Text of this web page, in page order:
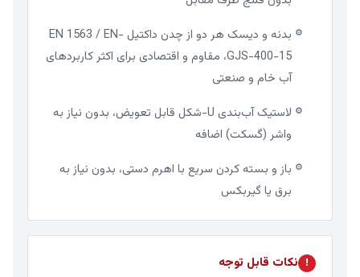
⚙
بدنه و دیسک هر دو از چدن داکتیل EN 1563 / EN-
GJS-400-15، مقاوم و اقتصادی برای اکثر کاربردهای
آب خام و صنعتی
⚙
لاستیک آب‌بندی U-شکل قابل تعویض، بدون نیاز به
واشر (گسکت) اضافه
⚙ باز و بسته کردن سریع با اهرم دستی، بدون نیاز به
برق یا گیربکس
! نکات قابل توجه